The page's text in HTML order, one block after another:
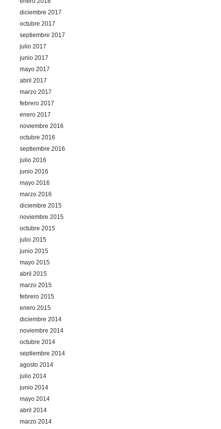
diciembre 2017
octubre 2017
septiembre 2017
julio 2017
junio 2017
mayo 2017
abril 2017
marzo 2017
febrero 2017
enero 2017
noviembre 2016
octubre 2016
septiembre 2016
julio 2016
junio 2016
mayo 2016
marzo 2016
diciembre 2015
noviembre 2015
octubre 2015
julio 2015
junio 2015
mayo 2015
abril 2015
marzo 2015
febrero 2015
enero 2015
diciembre 2014
noviembre 2014
octubre 2014
septiembre 2014
agosto 2014
julio 2014
junio 2014
mayo 2014
abril 2014
marzo 2014